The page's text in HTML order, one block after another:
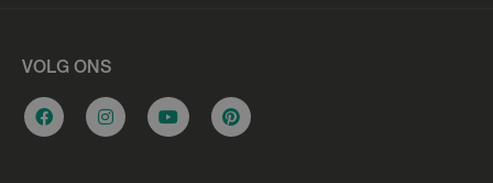
Elektrische Longtails
Elektrische Bakfietsen
Stadsfietsen
Cannondale
Werkplaats
Overname e-bike
Vacatures
VOLG ONS